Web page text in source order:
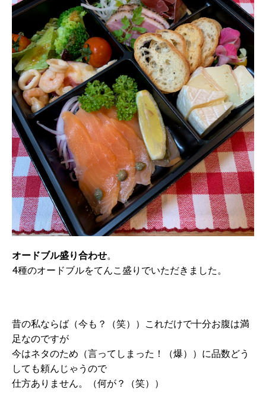
オードブル盛り合わせ。
4種のオードブルをてんこ盛りでいただきました。
昔の私ならば（今も？（笑））これだけで十分お腹は満
足なのですが
今はネタのため（言ってしまった！（爆））に品数どう
しても頼んじゃうので
仕方ありません。（何が？（笑））